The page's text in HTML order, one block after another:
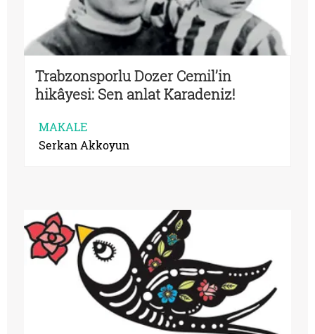
Trabzonsporlu Dozer Cemil’in
hikâyesi: Sen anlat Karadeniz!
MAKALE
Serkan Akkoyun